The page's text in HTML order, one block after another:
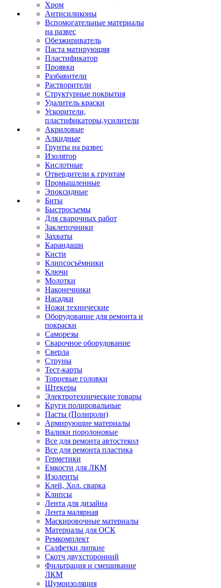
Хром
Антисиликоны
Вспомогательные материалы
на развес
Обезжириватель
Паста матирующяя
Пластификатор
Проявки
Разбавители
Растворители
Структурные покрытия
Удалитель краски
Ускорители,
пластификаторы,усилители
Акриловые
Алкидные
Грунты на развес
Изолятор
Кислотные
Отвердители к грунтам
Промышленные
Эпоксидные
Биты
Быстросъемы
Для сварочных работ
Заклепочники
Захваты
Карандаши
Кисти
Клипсосъёмники
Ключи
Молотки
Наконечники
Насадки
Ножи технические
Оборудование для ремонта и
покраски
Саморезы
Сварочное оборудование
Сверла
Струны
Тест-карты
Торцевые головки
Штекеры
Электротехнические товары
Круги полировальные
Пасты (Полироли)
Армирующие материалы
Валики поролоновые
Все для ремонта автостекол
Все для ремонта пластика
Герметики
Емкости для ЛКМ
Изоленты
Клей, Хол. сварка
Клипсы
Лента для дизайна
Лента малярная
Маскировочные материалы
Материалы для ОСК
Ремкомплект
Салфетки липкие
Скотч двухсторонний
Фильтрация и смешивание
ЛКМ
Шумоизоляция